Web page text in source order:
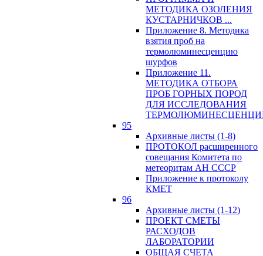
МЕТОДИКА ОЗОЛЕНИЯ
КУСТАРНИЧКОВ ...
Приложение 8. Методика
взятия проб на
термолюминесценцию
шурфов
Приложение 11.
МЕТОДИКА ОТБОРА
ПРОБ ГОРНЫХ ПОРОД
ДЛЯ ИССЛЕДОВАНИЯ
95
Архивные листы (1-8)
ПРОТОКОЛ расширенного
совещания Комитета по
метеоритам АН СССР
Приложение к протоколу
КМЕТ
96
Архивные листы (1-12)
ПРОЕКТ СМЕТЫ
РАСХОДОВ
ЛАБОРАТОРИИ
ОБЩАЯ СЧЕТА